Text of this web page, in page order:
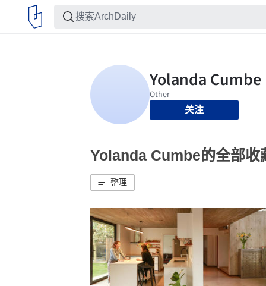
关注
Yolanda Cumbe的全部收
整理